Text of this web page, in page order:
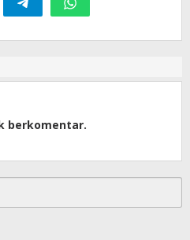
berkomentar.